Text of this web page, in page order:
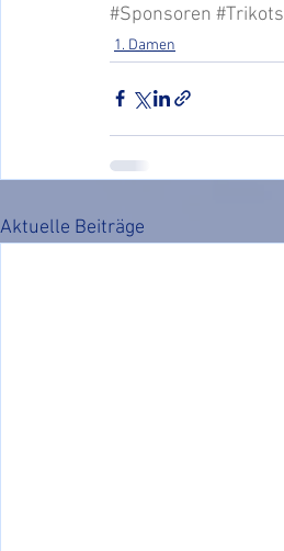
#Sponsoren #Trikots
1. Damen
Aktuelle Beiträge